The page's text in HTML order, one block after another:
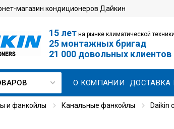
магазин кондиционеров Дайкин
15 лет на рынке климатической техники
25 монтажных бригад
21 000 довольных клиентов
для дома
О КОМПАНИИ ДОСТАВКА
и фанкойлы Канальные фанкойлы Daikin